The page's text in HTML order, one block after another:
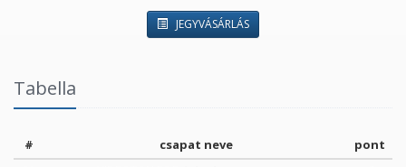
JEGYVÁSÁRLÁS
Tabella
# csapat neve
pont